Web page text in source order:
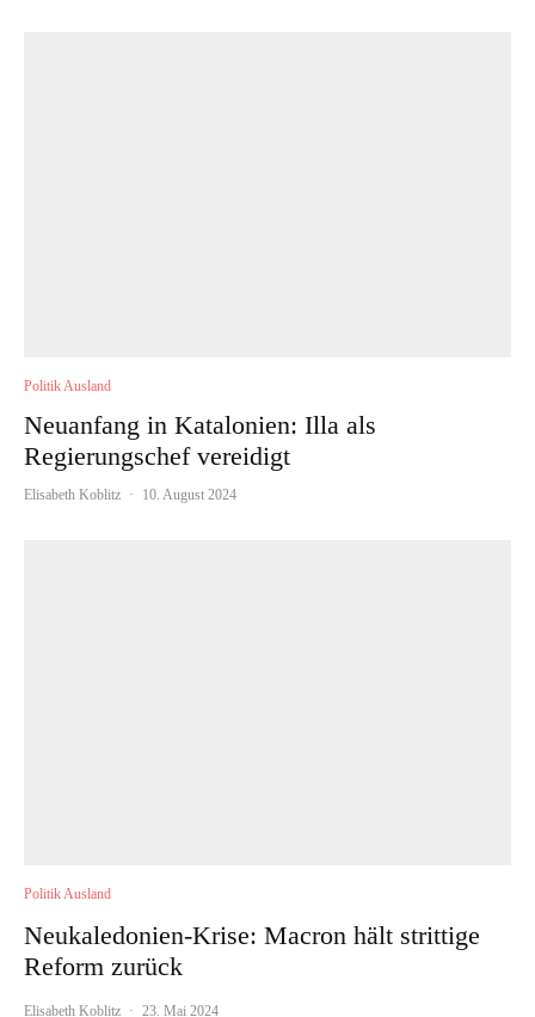
Politik Ausland
Neuanfang in Katalonien: Illa als
Regierungschef vereidigt
Elisabeth Koblitz · 10. August 2024
Politik Ausland
Neukaledonien-Krise: Macron hält strittige
Reform zurück
Elisabeth Koblitz · 23. Mai 2024